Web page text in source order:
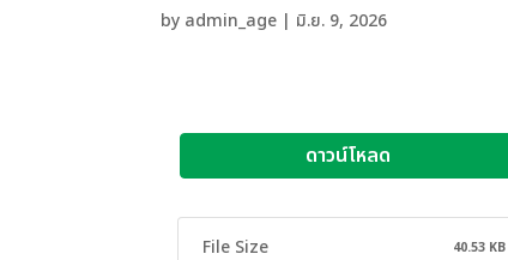
by admin_age | มิ.ย. 9, 2026
ดาวน์โหลด
File Size 40.53 KB